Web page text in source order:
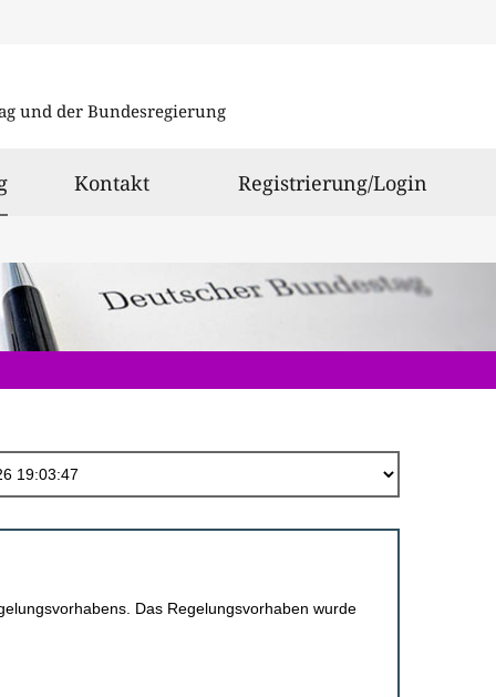
und der Bundesregierung
ausgewählt
Kontakt Registrierung/Login
Das Regelungsvorhaben wurde